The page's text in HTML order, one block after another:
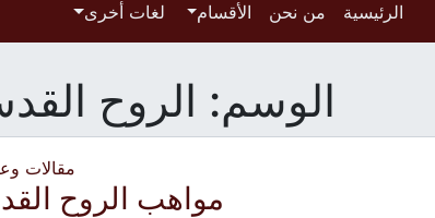
الرئيسية من نحن الأقسام لغات أخرى
الوسم: الروح
مقالات
مواهب الروح